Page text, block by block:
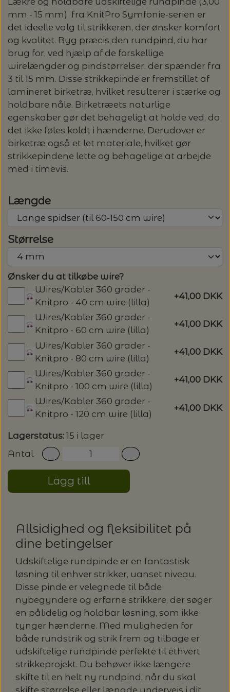
LANG YARNS: CASHMERE CLASSIC - SPAR
30%
RAUMA: PETUNIA PIMA BOMULDSGARN
- SPAR 20%
PACUALI: SAYAMA - SPAR 15%
PASCUALI: NEPAL - SPAR 20%
PASCULI: SUAVE - SPAR 20%
POMP STITCH - BRODERI - SPAR 30-35%
PÅ ALLE KITS
SPAR 40% - GLERUPS STØVLER BØRN (STR.
19 - 23)
PERMIN: SPAR 30% PÅ ALLE
JULEBRODERIER
BALDYRE: UDVALGTE BRODERIER - SPAR
KAREN KLARBÆK
KATIA CONCEPT
KIT COUTURE - GARN
KNITTING FOR OLIVE
LANG YARNS
RAUMA GARN
SOMMERGARN
ISAGER
ISTEX
JOJO KNITWEAR - GARNKITS
KIT COUTURE
LENE HOLME SAMSØE - LEKNIT
MY FAVOURITE THINGS KNITWEAR
OTHER LOOPS
PETITEKNIT
RAUMA
SUSIE HAUMANN
TØRKLÆDER/SJALER/PONCHOER
ISAGER - ULDSÆBE/WOOLSOAP
ELASTIKKER
GARNVINDER / KRYDSNØGLEAPPARAT
GARNVINSLER
MASKEMARKØRER
MASKESTOPPERE
MASKEWIRES
OPSKRIFTHOLDER FRA KNITPRO -
SAKSE
STRIKKE- OG SYNÅLE
SYTRÅD
TRYKLÅSE
STRIKKENÅLE, SYNÅLE OG PUNCHNÅLE
SYTRÅD
GLERUPS BØRN OG BABY
GLERUPS FILTSÅLER
TASKER - MUUD LIVING
TILBEHØR - MUUD LIVING
OMNIOUTIL - JAPANSKE SPANDE -
HACHIMAN
mm - 15 mm) fra KnitPro Symfonie-serien er
det ideelle valg til strikkeren, der ønsker komfort
og kvalitet. Byg præcis den rundpind, du har
brug for, ved hjælp af de forskellige
wirelængder og pindstørrelser, der spænder fra
3 til 15 mm. Disse strikkepinde er fremstillet af
lamineret birketræ, hvilket resulterer i stærke og
holdbare nåle. Birketræets naturlige
egenskaber gør det behageligt at holde ved, da
det ikke føles koldt i hænderne. Derudover er
birketræ også et let materiale, hvilket gør
strikkepindene lette og behagelige at arbejde
med i timevis.
Længde
Størrelse
Ønsker du at tilkøbe wire?
Wires/Kabler 360 grader -
Knitpro - 40 cm wire (lilla)
+41,00 DKK
Wires/Kabler 360 grader -
Knitpro - 60 cm wire (lilla)
+41,00 DKK
Wires/Kabler 360 grader -
Knitpro - 80 cm wire (lilla)
+41,00 DKK
Wires/Kabler 360 grader -
Knitpro - 100 cm wire (lilla)
+41,00 DKK
Wires/Kabler 360 grader -
Knitpro - 120 cm wire (lilla)
+41,00 DKK
Lagerstatus: 15 i lager
Antal
Lägg till
Allsidighed og fleksibilitet på
dine betingelser
Udskiftelige rundpinde er en fantastisk
løsning til enhver strikker, uanset niveau.
Disse pinde er velegnede til både
nybegyndere og erfarne strikkere, der søger
en pålidelig og holdbar løsning, som ikke
tynger hænderne. Med muligheden for
både rundstrik og strik frem og tilbage er
udskiftelige rundpinde perfekte til ethvert
strikkeprojekt. Du behøver ikke længere
skifte til en helt ny rundpind, når du skal